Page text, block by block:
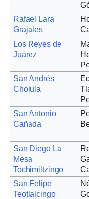
Rafael Lara
Grajales
Los Reyes de
Juárez
San Andrés
Cholula
San Antonio
Cañada
San Diego La
Mesa
Tochimiltzingo
San Felipe
Teotlalcingo